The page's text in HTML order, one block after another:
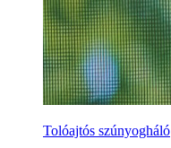
Tolóajtós szúnyogháló